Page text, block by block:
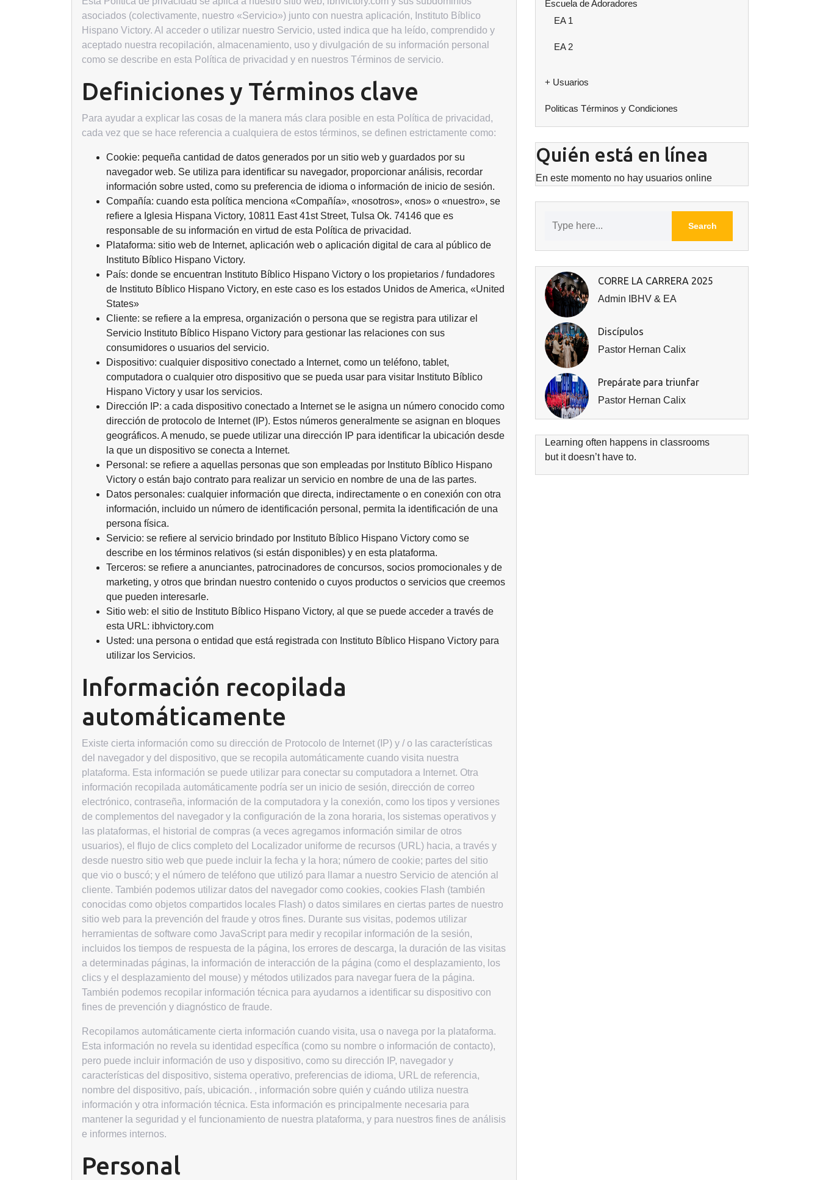
asociados (colectivamente, nuestro «Servicio») junto con nuestra aplicación, Instituto Bíblico
Hispano Victory. Al acceder o utilizar nuestro Servicio, usted indica que ha leído, comprendido y
aceptado nuestra recopilación, almacenamiento, uso y divulgación de su información personal
como se describe en esta Política de privacidad y en nuestros Términos de servicio.
Definiciones y Términos clave
Para ayudar a explicar las cosas de la manera más clara posible en esta Política de privacidad,
cada vez que se hace referencia a cualquiera de estos términos, se definen estrictamente como:
Cookie: pequeña cantidad de datos generados por un sitio web y guardados por su
navegador web. Se utiliza para identificar su navegador, proporcionar análisis, recordar
información sobre usted, como su preferencia de idioma o información de inicio de sesión.
Compañía: cuando esta política menciona «Compañía», «nosotros», «nos» o «nuestro», se
refiere a Iglesia Hispana Victory, 10811 East 41st Street, Tulsa Ok. 74146 que es
responsable de su información en virtud de esta Política de privacidad.
Plataforma: sitio web de Internet, aplicación web o aplicación digital de cara al público de
Instituto Bíblico Hispano Victory.
País: donde se encuentran Instituto Bíblico Hispano Victory o los propietarios / fundadores
de Instituto Bíblico Hispano Victory, en este caso es los estados Unidos de America, «United
States»
Cliente: se refiere a la empresa, organización o persona que se registra para utilizar el
Servicio Instituto Bíblico Hispano Victory para gestionar las relaciones con sus
consumidores o usuarios del servicio.
Dispositivo: cualquier dispositivo conectado a Internet, como un teléfono, tablet,
computadora o cualquier otro dispositivo que se pueda usar para visitar Instituto Bíblico
Hispano Victory y usar los servicios.
Dirección IP: a cada dispositivo conectado a Internet se le asigna un número conocido como
dirección de protocolo de Internet (IP). Estos números generalmente se asignan en bloques
geográficos. A menudo, se puede utilizar una dirección IP para identificar la ubicación desde
la que un dispositivo se conecta a Internet.
Personal: se refiere a aquellas personas que son empleadas por Instituto Bíblico Hispano
Victory o están bajo contrato para realizar un servicio en nombre de una de las partes.
Datos personales: cualquier información que directa, indirectamente o en conexión con otra
información, incluido un número de identificación personal, permita la identificación de una
persona física.
Servicio: se refiere al servicio brindado por Instituto Bíblico Hispano Victory como se
describe en los términos relativos (si están disponibles) y en esta plataforma.
Terceros: se refiere a anunciantes, patrocinadores de concursos, socios promocionales y de
marketing, y otros que brindan nuestro contenido o cuyos productos o servicios que creemos
que pueden interesarle.
Sitio web: el sitio de Instituto Bíblico Hispano Victory, al que se puede acceder a través de
esta URL: ibhvictory.com
Usted: una persona o entidad que está registrada con Instituto Bíblico Hispano Victory para
utilizar los Servicios.
Información recopilada
automáticamente
Existe cierta información como su dirección de Protocolo de Internet (IP) y / o las características
del navegador y del dispositivo, que se recopila automáticamente cuando visita nuestra
plataforma. Esta información se puede utilizar para conectar su computadora a Internet. Otra
información recopilada automáticamente podría ser un inicio de sesión, dirección de correo
electrónico, contraseña, información de la computadora y la conexión, como los tipos y versiones
de complementos del navegador y la configuración de la zona horaria, los sistemas operativos y
las plataformas, el historial de compras (a veces agregamos información similar de otros
usuarios), el flujo de clics completo del Localizador uniforme de recursos (URL) hacia, a través y
desde nuestro sitio web que puede incluir la fecha y la hora; número de cookie; partes del sitio
que vio o buscó; y el número de teléfono que utilizó para llamar a nuestro Servicio de atención al
cliente. También podemos utilizar datos del navegador como cookies, cookies Flash (también
conocidas como objetos compartidos locales Flash) o datos similares en ciertas partes de nuestro
sitio web para la prevención del fraude y otros fines. Durante sus visitas, podemos utilizar
herramientas de software como JavaScript para medir y recopilar información de la sesión,
incluidos los tiempos de respuesta de la página, los errores de descarga, la duración de las visitas
a determinadas páginas, la información de interacción de la página (como el desplazamiento, los
clics y el desplazamiento del mouse) y métodos utilizados para navegar fuera de la página.
También podemos recopilar información técnica para ayudarnos a identificar su dispositivo con
fines de prevención y diagnóstico de fraude.
Recopilamos automáticamente cierta información cuando visita, usa o navega por la plataforma.
Esta información no revela su identidad específica (como su nombre o información de contacto),
pero puede incluir información de uso y dispositivo, como su dirección IP, navegador y
características del dispositivo, sistema operativo, preferencias de idioma, URL de referencia,
nombre del dispositivo, país, ubicación. , información sobre quién y cuándo utiliza nuestra
información y otra información técnica. Esta información es principalmente necesaria para
mantener la seguridad y el funcionamiento de nuestra plataforma, y para nuestros fines de análisis
e informes internos.
Personal
Escuela de Adoradores
EA 1
EA 2
+ Usuarios
Politicas Términos y Condiciones
Quién está en línea
En este momento no hay usuarios online
CORRE LA CARRERA 2025
Admin IBHV & EA
Discípulos
Pastor Hernan Calix
Prepárate para triunfar
Pastor Hernan Calix
Learning often happens in classrooms
but it doesn’t have to.